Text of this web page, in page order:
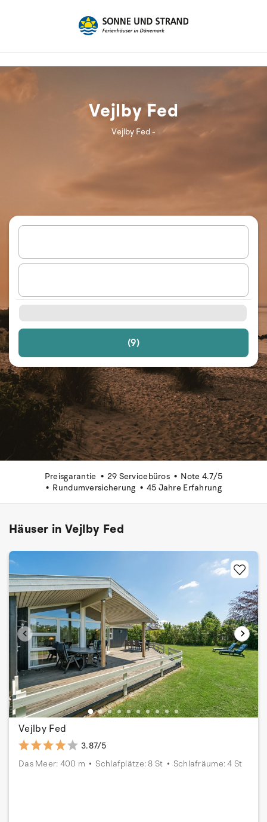
(9)
Vejlby Fed
Vejlby Fed -
Preisgarantie 29 Servicebüros
Note 4.7/5
Rundumversicherung
45 Jahre Erfahrung
Häuser in Vejlby Fed
Vejlby Fed
3.87/5
Das Meer: 400 m
Schlafplätze: 8 St Schlafräume: 4 St